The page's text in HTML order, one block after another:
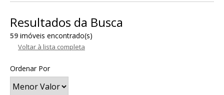
Resultados da Busca
59 imóveis encontrado(s)
Voltar à lista completa
Ordenar Por